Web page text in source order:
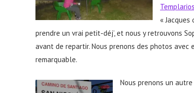
Templarios
« Jacques
prendre un vrai petit-déj’, et nous y retrouvons
avant de repartir. Nous prenons des photos avec
remarquable.
Nous prenons un